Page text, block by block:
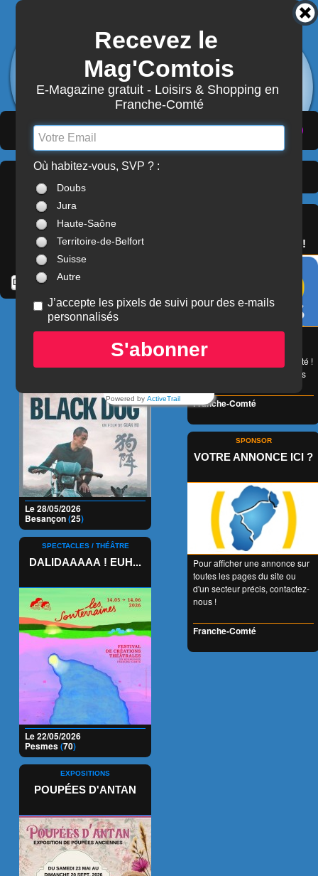
Franche-Comté
3872
7870
Abonnement Mag'Comtois
(ACTUALITÉS) (ANNUAIRE) (MON COMPTE )
Dernières Actualités >
Franche-Comté
CINÉMA
BLACK DOG
Le 28/05/2026
Besançon(25)
SPECTACLES / THÉÂTRE
DALIDAAAAA ! EUH...
Le 22/05/2026
Pesmes(70)
EXPOSITIONS
POUPÉES D'ANTAN
LE PASS'COMTOIS !
😉 LA carte de réduction
accessible à tous et valable
1 an entier en Franche-Comté !
👍 + de 350 Partenaires dans
Franche-Comté
SPONSOR
VOTRE ANNONCE ICI ?
Pour afficher une annonce sur
toutes les pages du site ou
d'un secteur précis, contactez-
nous !
Franche-Comté
Recevez le
Mag'Comtois
E-Magazine gratuit - Loisirs & Shopping en
Franche-Comté
Où habitez-vous, SVP ? :
Doubs
Jura
Haute-Saône
Territoire-de-Belfort
Suisse
Autre
J’accepte les pixels de suivi pour des e-mails
personnalisés
S'abonner
Powered by ActiveTrail